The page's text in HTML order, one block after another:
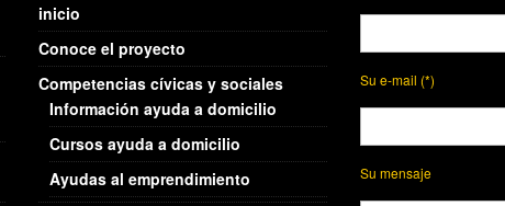
inicio
Conoce el proyecto
Competencias cívicas y sociales
Información ayuda a domicilio
Cursos ayuda a domicilio
Ayudas al emprendimiento
Su e-mail (*)
Su mensaje